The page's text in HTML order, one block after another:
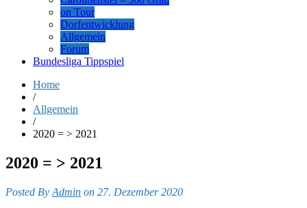
on Tour
Dorfentwicklung
Allgemein
Forum
Bundesliga Tippspiel
Home
/
Allgemein
/
2020 = > 2021
2020 = > 2021
Posted By Admin on 27. Dezember 2020